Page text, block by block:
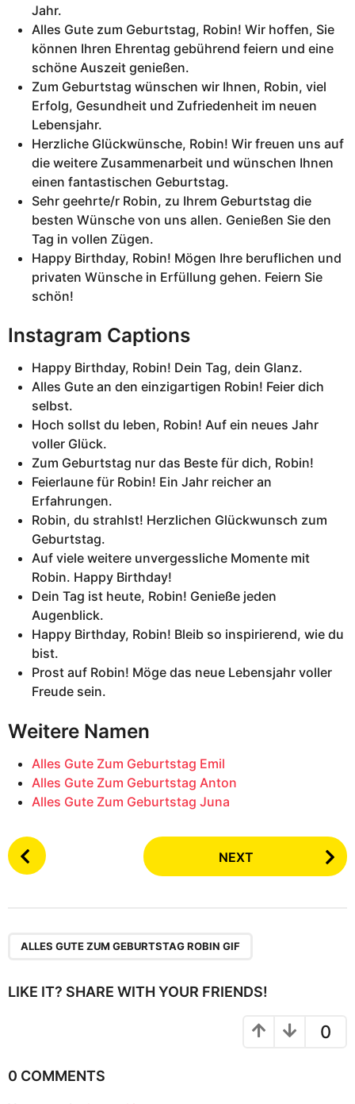
Jahr.
Alles Gute zum Geburtstag, Robin! Wir hoffen, Sie
können Ihren Ehrentag gebührend feiern und eine
schöne Auszeit genießen.
Zum Geburtstag wünschen wir Ihnen, Robin, viel
Erfolg, Gesundheit und Zufriedenheit im neuen
Lebensjahr.
Herzliche Glückwünsche, Robin! Wir freuen uns auf
die weitere Zusammenarbeit und wünschen Ihnen
einen fantastischen Geburtstag.
Sehr geehrte/r Robin, zu Ihrem Geburtstag die
besten Wünsche von uns allen. Genießen Sie den
Tag in vollen Zügen.
Happy Birthday, Robin! Mögen Ihre beruflichen und
privaten Wünsche in Erfüllung gehen. Feiern Sie
schön!
Instagram Captions
Happy Birthday, Robin! Dein Tag, dein Glanz.
Alles Gute an den einzigartigen Robin! Feier dich
selbst.
Hoch sollst du leben, Robin! Auf ein neues Jahr
voller Glück.
Zum Geburtstag nur das Beste für dich, Robin!
Feierlaune für Robin! Ein Jahr reicher an
Erfahrungen.
Robin, du strahlst! Herzlichen Glückwunsch zum
Geburtstag.
Auf viele weitere unvergessliche Momente mit
Robin. Happy Birthday!
Dein Tag ist heute, Robin! Genieße jeden
Augenblick.
Happy Birthday, Robin! Bleib so inspirierend, wie du
bist.
Prost auf Robin! Möge das neue Lebensjahr voller
Freude sein.
Weitere Namen
Alles Gute Zum Geburtstag Emil
Alles Gute Zum Geburtstag Anton
Alles Gute Zum Geburtstag Juna
P
o
i
i
NEXT
ALLES GUTE ZUM GEBURTSTAG ROBIN GIF
LIKE IT? SHARE WITH YOUR FRIENDS!
0
0 COMMENTS